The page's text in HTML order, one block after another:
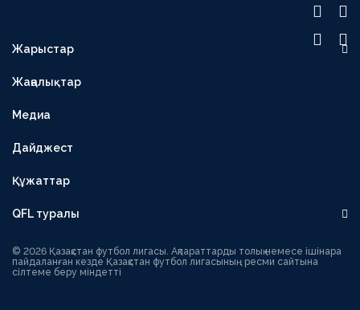
Жарыстар
1XBET БІРІНШІ ЛИГА
OLIMPBET КУБОК
ЕКІНШІ ЛИГА
ӘЙЕЛДЕР ЛИГАСЫ
ӘЙЕЛДЕР КУБОГЫ
Жаңалықтар
Медиа
Дайджест
Құжаттар
QFL туралы
© 2026 Қазақстан футбол лигасы. Ақпараттарды толық немесе ішінара
пайдаланған кезде Қазақстан футбол лигасының ресми сайтына
сілтеме беру міндетті